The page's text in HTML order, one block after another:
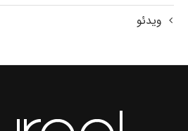
ویدئو